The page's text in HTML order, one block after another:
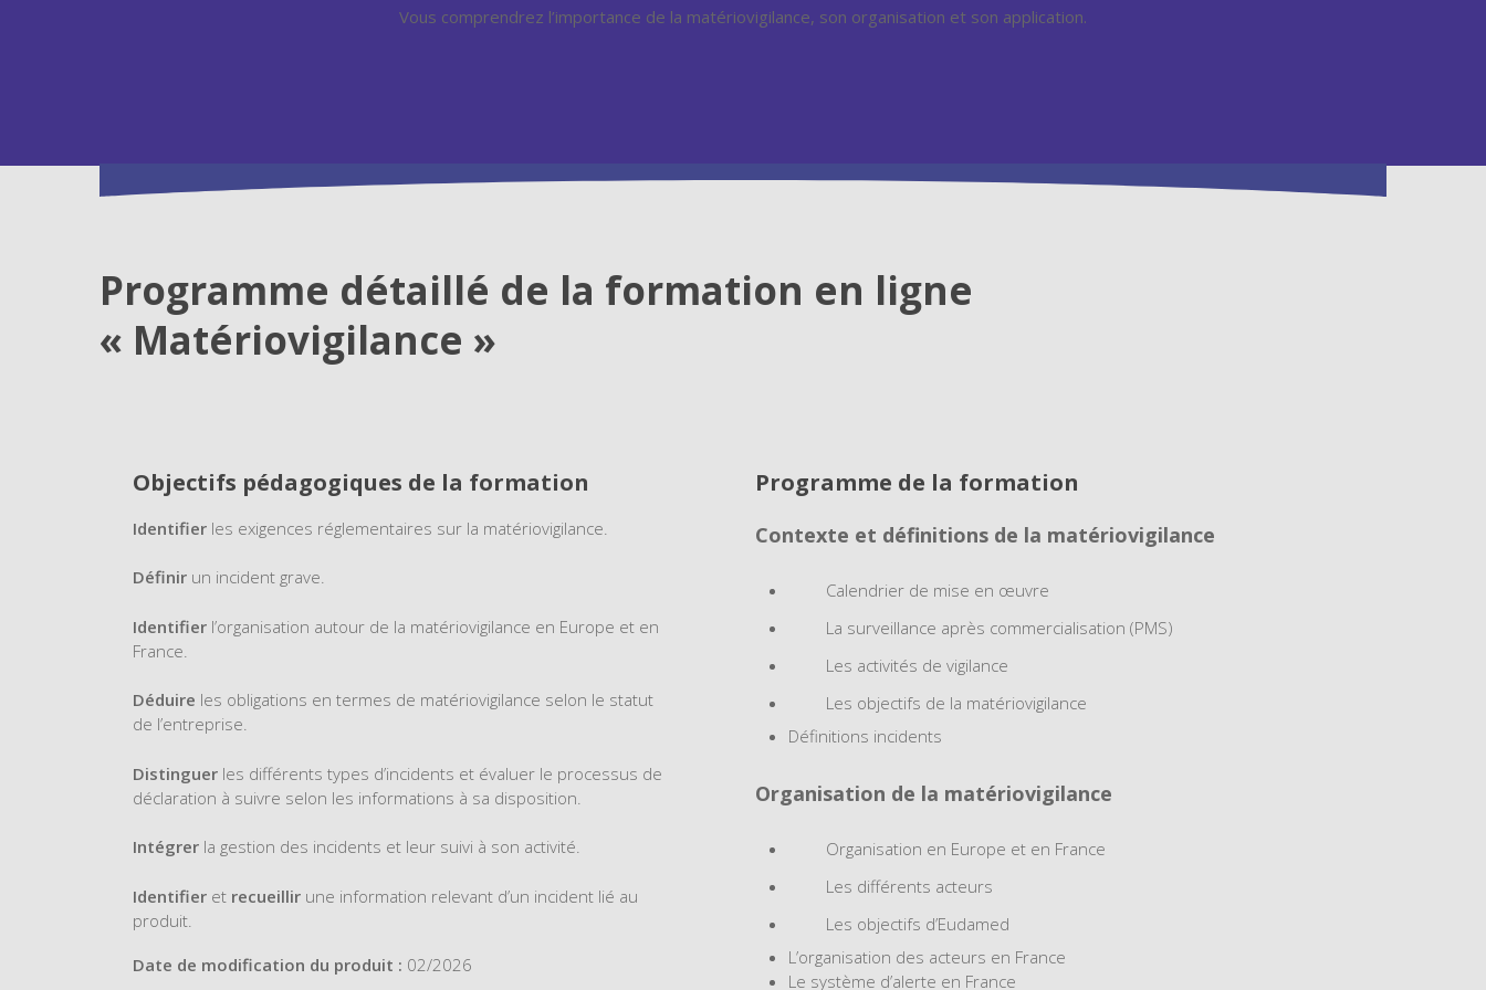
Vous comprendrez l’importance de la matériovigilance, son organisation et son application.
Programme détaillé de la formation en ligne
« Matériovigilance »
Objectifs pédagogiques de la formation
Identifierles exigences réglementaires sur la matériovigilance.
Définirun incident grave.
Identifierl’organisation autour de la matériovigilance en Europe et en
France.
Déduire les obligations en termes de matériovigilance selon le statut
de l’entreprise.
Distinguerles différents types d’incidents et évaluer le processus de
déclaration à suivre selon les informations à sa disposition.
Intégrerla gestion des incidents et leur suivi à son activité.
Identifieret recueillirune information relevant d’un incident lié au
produit.
Date de modification du produit : 02/2026
Programme de la formation
Contexte et définitions de la matériovigilance
Calendrier de mise en œuvre
La surveillance après commercialisation (PMS)
Les activités de vigilance
Les objectifs de la matériovigilance
Définitions incidents
Organisation de la matériovigilance
Organisation en Europe et en France
Les différents acteurs
Les objectifs d’Eudamed
L’organisation des acteurs en France
Le système d’alerte en France